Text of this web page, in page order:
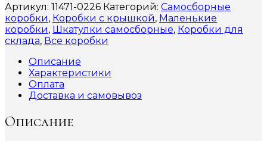
Артикул: 11471-0226 Категорий: Самосборные
коробки, Коробки с крышкой, Маленькие
коробки, Шкатулки самосборные, Коробки для
склада, Все коробки
Описание
Характеристики
Оплата
Доставка и самовывоз
Описание